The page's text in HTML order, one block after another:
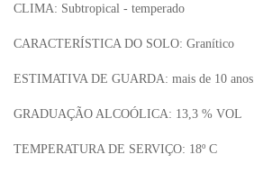
CLIMA: Subtropical - temperado
CARACTERÍSTICA DO SOLO: Granítico
ESTIMATIVA DE GUARDA: mais de 10 anos.
GRADUAÇÃO ALCOÓLICA: 13,3 % VOL
TEMPERATURA DE SERVIÇO: 18º C